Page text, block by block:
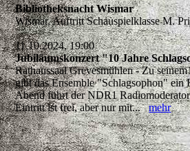
Bibliotheksnacht Wismar
Wismar, Auftritt Schauspielklasse M.
11.10.2024, 19:00
Jubiläumskonzert "10 Jahre
Rathaussaal Grevesmühlen - Zu
gibt das Ensemble "Schlagsophon" ein
Abend führt der NDR1
Eintritt ist frei, aber nur mit...mehr